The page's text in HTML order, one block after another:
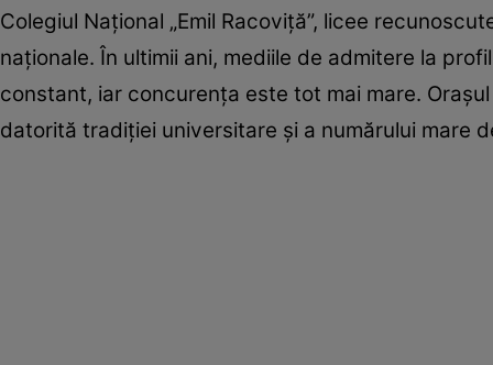
Colegiul Național „Emil Racoviță”, licee
naționale. În ultimii ani, mediile de admitere la
constant, iar concurența este tot mai mare.
datorită tradiției universitare și a numărului mare